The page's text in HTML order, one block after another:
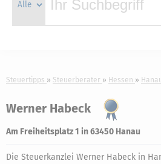
Steuertipps Steuerberater Hessen
Werner Habeck
Am Freiheitsplatz 1 in 63450 Hanau
Die Steuerkanzlei Werner Habeck in